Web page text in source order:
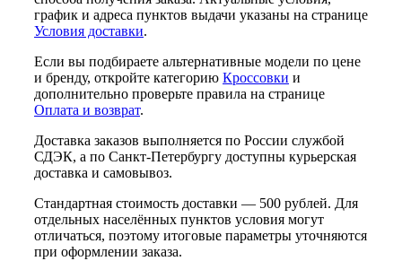
график и адреса пунктов выдачи указаны на странице
Условия доставки.
Если вы подбираете альтернативные модели по цене
и бренду, откройте категорию Кроссовки и
дополнительно проверьте правила на странице
Оплата и возврат.
Доставка заказов выполняется по России службой
СДЭК, а по Санкт-Петербургу доступны курьерская
доставка и самовывоз.
Стандартная стоимость доставки — 500 рублей. Для
отдельных населённых пунктов условия могут
отличаться, поэтому итоговые параметры уточняются
при оформлении заказа.